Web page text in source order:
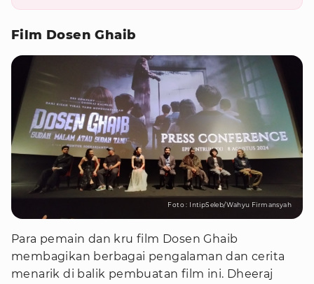
Film Dosen Ghaib
Foto : IntipSeleb/Wahyu Firmansyah
Para pemain dan kru film Dosen Ghaib
membagikan berbagai pengalaman dan cerita
menarik di balik pembuatan film ini. Dheeraj